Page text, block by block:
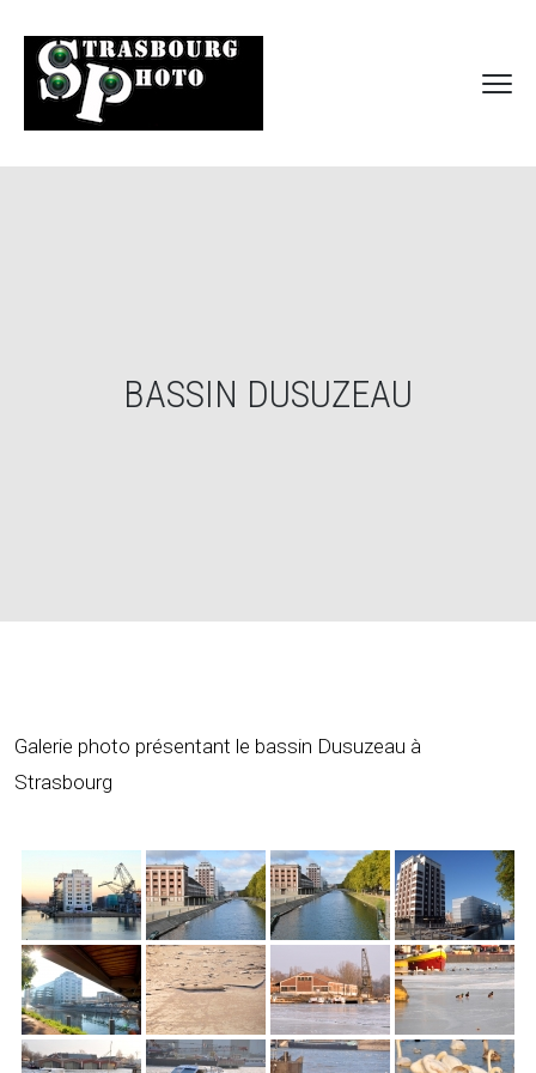
BASSIN DUSUZEAU
Galerie photo présentant le bassin Dusuzeau à
Strasbourg